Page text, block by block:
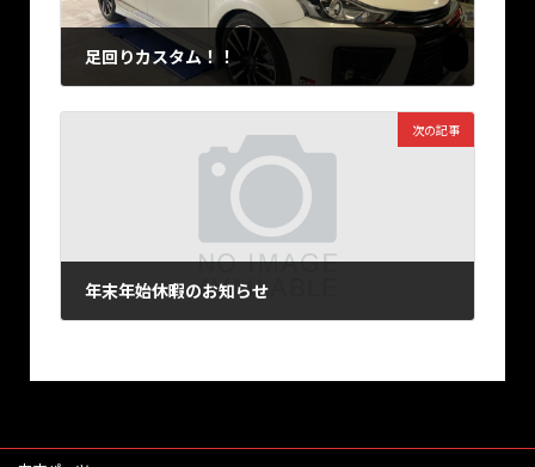
足回りカスタム！！
次の記事
年末年始休暇のお知らせ